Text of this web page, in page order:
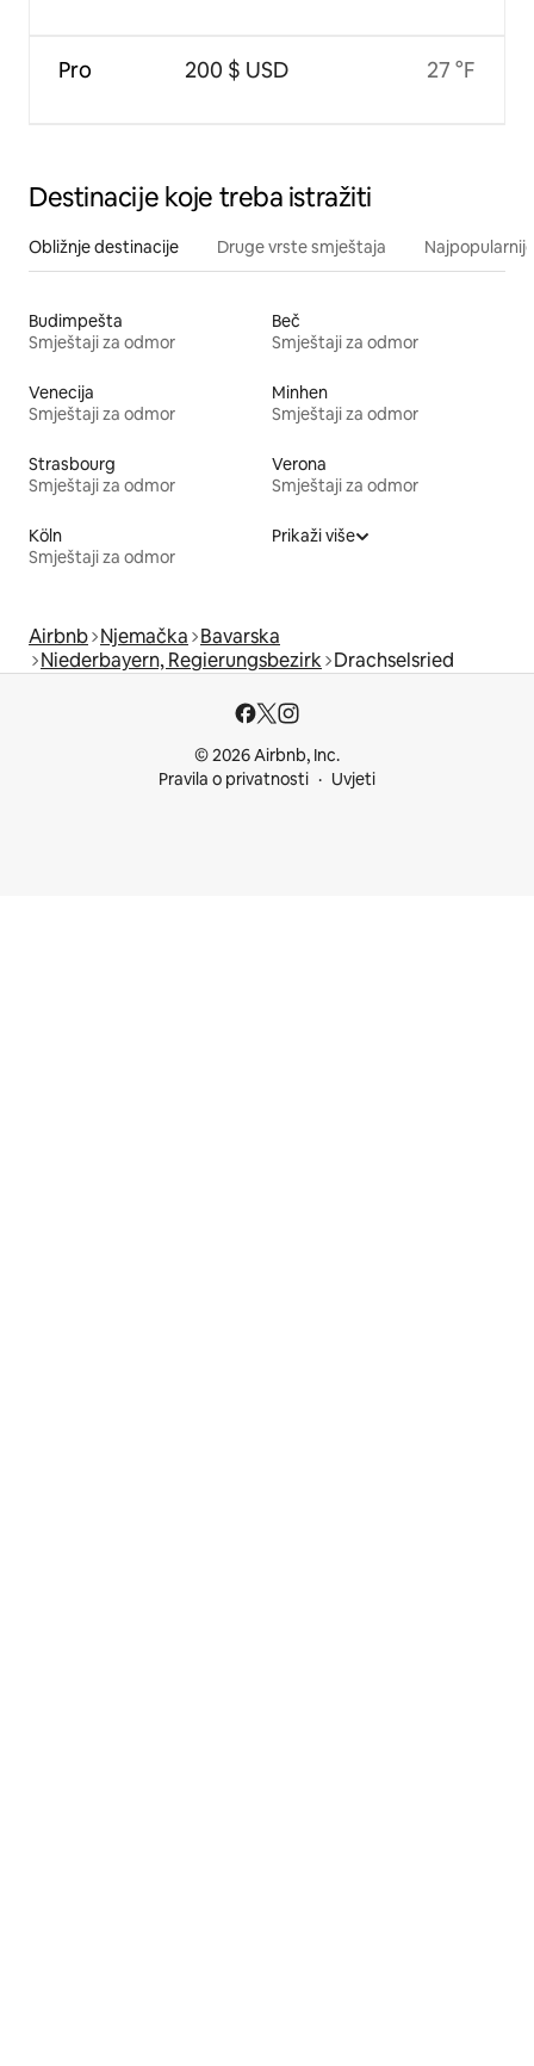
Pro 200 $ USD 27 °F
Destinacije koje treba istražiti
Obližnje destinacije Druge vrste smještaja
Budimpešta
Smještaji za odmor
Beč
Smještaji za odmor
Venecija
Smještaji za odmor
Minhen
Smještaji za odmor
Strasbourg
Smještaji za odmor
Verona
Smještaji za odmor
Köln
Smještaji za odmor
Prikaži više
Airbnb Njemačka Bavarska
Niederbayern, Regierungsbezirk Drachselsried
© 2026 Airbnb, Inc.
Pravila o privatnosti
Uvjeti